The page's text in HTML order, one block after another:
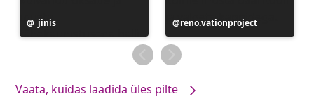
Postitus
avaldatud
_jinis_
Postitus
avaldatud
reno.vationproject
Vaata, kuidas laadida üles pilte